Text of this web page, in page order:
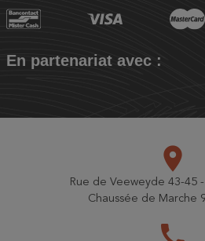
En partenariat avec :
place
Rue de Veeweyde 43-45
Chaussée de Marche